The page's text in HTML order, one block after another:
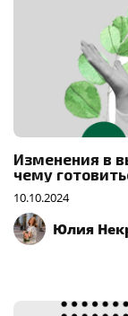
Изменения в
чему
10.10.2024
Юлия